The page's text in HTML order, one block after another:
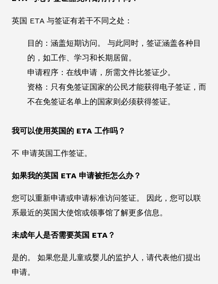
英国 ETA 与签证有若干不同之处：
目的：涵盖短期访问。 与此同时，签证涵盖各种目
的，如工作、学习和长期居留。
申请程序：在线申请，所需文件比签证少。
资格：只有免签证国家的公民才能获得电子签证，而
不在免签证名单上的国家则必须获得签证。
我可以使用英国的 ETA 工作吗？
不 申请英国工作签证。
如果我的英国 ETA 申请被拒怎么办？
您可以重新申请或申请标准访问签证。 因此，您可以联
系最近的英国大使馆或领事馆了解更多信息。
未成年人是否需要英国 ETA？
是的。 如果您是儿童或婴儿的监护人，请代表他们提出
申请。